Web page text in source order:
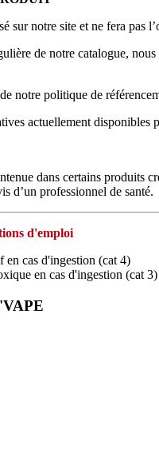
sur notre site et ne fera pas
de notre catalogue,
notre politique de
actuellement disponibles
dans certains produits
d’un professionnel de santé.
d'emploi
cas d'ingestion (cat 4)
en cas d'ingestion (cat 3)